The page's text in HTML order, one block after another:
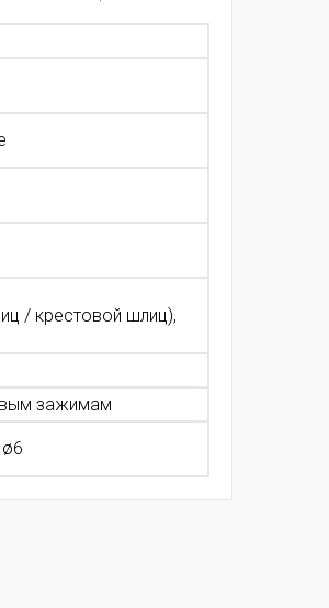
/ крестовой шлиц),
зажимам